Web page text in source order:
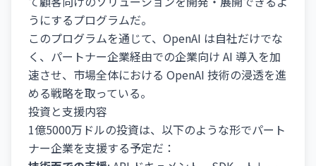
うにするプログラムだ。
このプログラムを通じて、OpenAI は自社だけでな
く、パートナー企業経由での企業向け AI 導入を加
速させ、市場全体における OpenAI 技術の浸透を進
める戦略を取っている。
投資と支援内容
1億5000万ドルの投資は、以下のような形でパート
ナー企業を支援する予定だ：